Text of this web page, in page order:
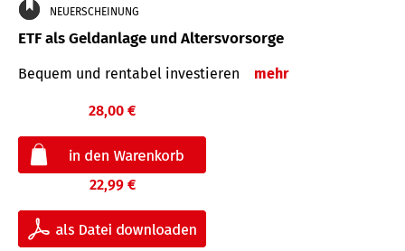
NEUERSCHEINUNG
ETF als Geldanlage und Altersvorsorge
Bequem und rentabel investieren mehr
28,00 €
22,99 €